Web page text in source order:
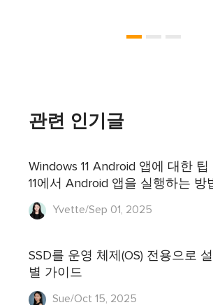
관련 인기글
Windows 11 Android 앱에 대한 팁
11에서 Android 앱을 실행하는 방
Yvette/Sep 01, 2025
SSD를 운영 체제(OS) 전용으로
별 가이드
Sue/Oct 15, 2025